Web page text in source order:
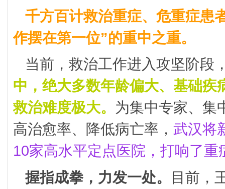
千方百计救治重症、危重症患
作摆在第一位”的重中之重。
当前，救治工作进入攻坚阶段
中，绝大多数年龄偏大、基础疾
救治难度极大。 为集中专家、集
高治愈率、降低病亡率， 武汉将
10家高水平定点医院，打响了重
握指成拳，力发一处。
目前，